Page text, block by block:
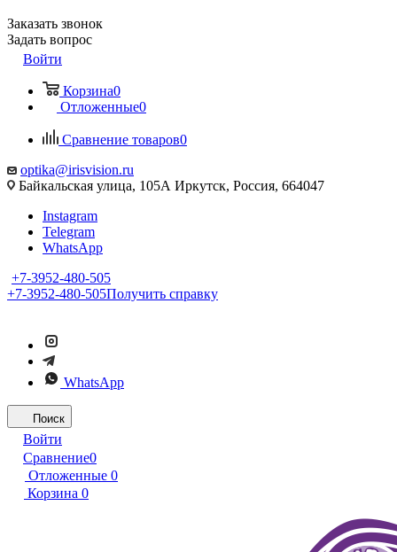
Заказать звонок
Задать вопрос
Войти
Корзина0
Отложенные0
Сравнение товаров0
optika@irisvision.ru
Байкальская улица, 105А Иркутск, Россия, 664047
Instagram
Telegram
WhatsApp
+7-3952-480-505
+7-3952-480-505Получить справку
WhatsApp
Поиск
Войти
Сравнение0
Отложенные 0
Корзина 0